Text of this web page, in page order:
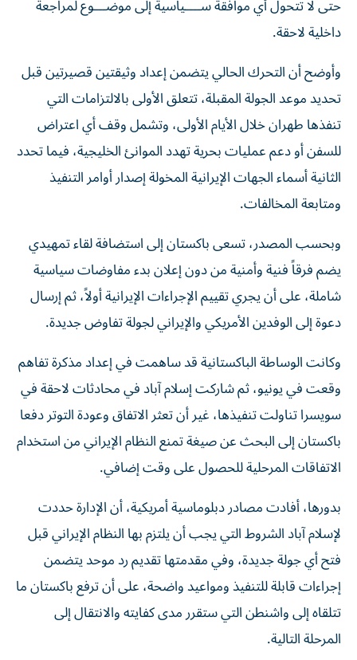
حتى لا تتحول أي موافقة ســــياسية إلى موضـــوع لمراجعة
داخلية لاحقة.
وأوضح أن التحرك الحالي يتضمن إعداد وثيقتين قصيرتين قبل
تحديد موعد الجولة المقبلة، تتعلق الأولى بالالتزامات التي
تنفذها طهران خلال الأيام الأولى، وتشمل وقف أي اعتراض
للسفن أو دعم عمليات بحرية تهدد الموانئ الخليجية، فيما تحدد
الثانية أسماء الجهات الإيرانية المخولة إصدار أوامر التنفيذ
ومتابعة المخالفات.
وبحسب المصدر، تسعى باكستان إلى استضافة لقاء تمهيدي
يضم فرقاً فنية وأمنية من دون إعلان بدء مفاوضات سياسية
شاملة، على أن يجري تقييم الإجراءات الإيرانية أولاً، ثم إرسال
دعوة إلى الوفدين الأمريكي والإيراني لجولة تفاوض جديدة.
وكانت الوساطة الباكستانية قد ساهمت في إعداد مذكرة تفاهم
وقعت في يونيو، ثم شاركت إسلام آباد في محادثات لاحقة في
سويسرا تناولت تنفيذها، غير أن تعثر الاتفاق وعودة التوتر دفعا
باكستان إلى البحث عن صيغة تمنع النظام الإيراني من استخدام
الاتفاقات المرحلية للحصول على وقت إضافي.
بدورها، أفادت مصادر دبلوماسية أمريكية، أن الإدارة حددت
لإسلام آباد الشروط التي يجب أن يلتزم بها النظام الإيراني قبل
فتح أي جولة جديدة، وفي مقدمتها تقديم رد موحد يتضمن
إجراءات قابلة للتنفيذ ومواعيد واضحة، على أن ترفع باكستان ما
تتلقاه إلى واشنطن التي ستقرر مدى كفايته والانتقال إلى
المرحلة التالية.